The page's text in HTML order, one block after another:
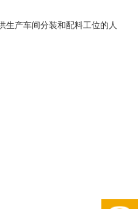
生产车间分装和配料工位的人